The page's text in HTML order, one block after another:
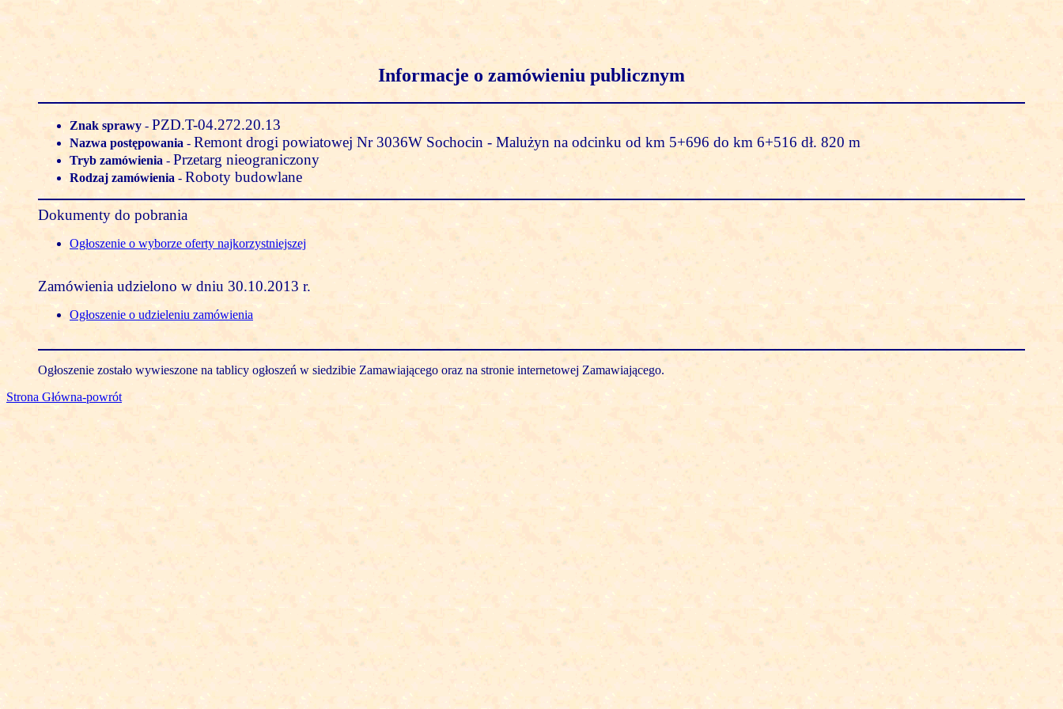
Informacje o zamówieniu publicznym
Znak sprawy - PZD.T-04.272.20.13
Nazwa postępowania - Remont drogi powiatowej Nr 3036W Sochocin - Malużyn na odcinku od km 5+696 do km 6+516 dł. 820 m
Tryb zamówienia- Przetarg nieograniczony
Rodzaj zamówienia - Roboty budowlane
Dokumenty do pobrania
Ogłoszenie o wyborze oferty najkorzystniejszej
Zamówienia udzielono w dniu 30.10.2013 r.
Ogłoszenie o udzieleniu zamówienia
Ogłoszenie zostało wywieszone na tablicy ogłoszeń w siedzibie Zamawiającego oraz na stronie internetowej Zamawiającego.
Strona Główna-powrót